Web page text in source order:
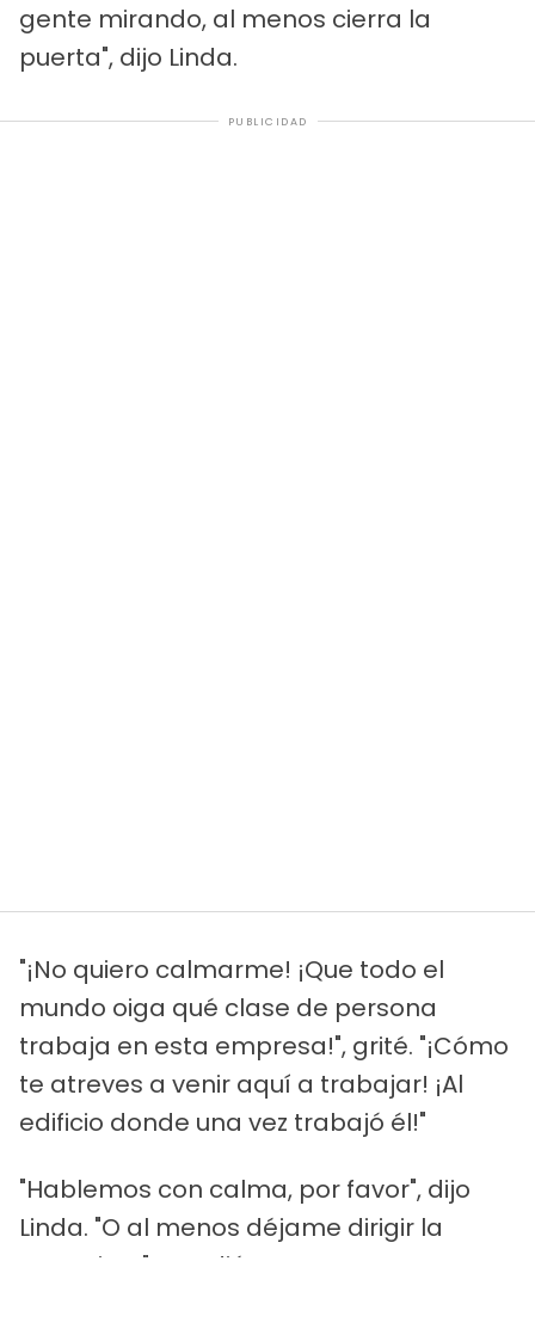
gente mirando, al menos cierra la
puerta", dijo Linda.
PUBLICIDAD
"¡No quiero calmarme! ¡Que todo el
mundo oiga qué clase de persona
trabaja en esta empresa!", grité. "¡Cómo
te atreves a venir aquí a trabajar! ¡Al
edificio donde una vez trabajó él!"
"Hablemos con calma, por favor", dijo
Linda. "O al menos déjame dirigir la
entrevista", añadió.